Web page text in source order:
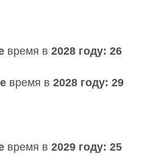
время в 2028 году: 26
время в 2028 году: 29
время в 2029 году: 25